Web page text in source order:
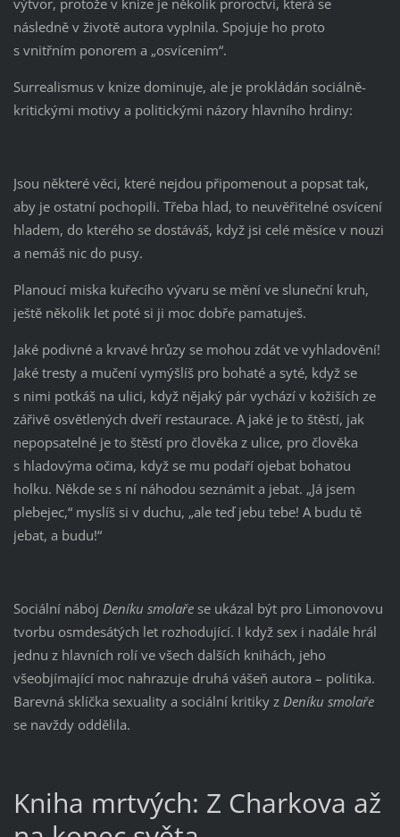
následně v životě autora vyplnila. Spojuje ho proto
s vnitřním ponorem a „osvícením“.
Surrealismus v knize dominuje, ale je prokládán sociálně-
kritickými motivy a politickými názory hlavního hrdiny:
Jsou některé věci, které nejdou připomenout a popsat tak,
aby je ostatní pochopili. Třeba hlad, to neuvěřitelné osvícení
hladem, do kterého se dostáváš, když jsi celé měsíce v nouzi
a nemáš nic do pusy.
Planoucí miska kuřecího vývaru se mění ve sluneční kruh,
ještě několik let poté si ji moc dobře pamatuješ.
Jaké podivné a krvavé hrůzy se mohou zdát ve vyhladovění!
Jaké tresty a mučení vymýšlíš pro bohaté a syté, když se
s nimi potkáš na ulici, když nějaký pár vychází v kožiších ze
zářivě osvětlených dveří restaurace. A jaké je to štěstí, jak
nepopsatelné je to štěstí pro člověka z ulice, pro člověka
s hladovýma očima, když se mu podaří ojebat bohatou
holku. Někde se s ní náhodou seznámit a jebat. „Já jsem
plebejec,“ myslíš si v duchu, „ale teď jebu tebe! A budu tě
jebat, a budu!“
Sociální náboj Deníku smolařese ukázal být pro Limonovovu
tvorbu osmdesátých let rozhodující. I když sex i nadále hrál
jednu z hlavních rolí ve všech dalších knihách, jeho
všeobjímající moc nahrazuje druhá vášeň autora – politika.
Barevná sklíčka sexuality a sociální kritiky z Deníku smolaře
se navždy oddělila.
Kniha mrtvých: Z Charkova až